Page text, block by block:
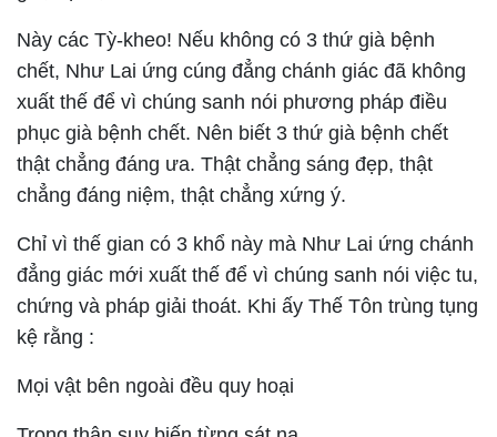
Này các Tỳ-kheo! Nếu không có 3 thứ già bệnh
chết, Như Lai ứng cúng đẳng chánh giác đã không
xuất thế để vì chúng sanh nói phương pháp điều
phục già bệnh chết. Nên biết 3 thứ già bệnh chết
thật chẳng đáng ưa. Thật chẳng sáng đẹp, thật
chẳng đáng niệm, thật chẳng xứng ý.
Chỉ vì thế gian có 3 khổ này mà Như Lai ứng chánh
đẳng giác mới xuất thế để vì chúng sanh nói việc tu,
chứng và pháp giải thoát. Khi ấy Thế Tôn trùng tụng
kệ rằng :
Mọi vật bên ngoài đều quy hoại